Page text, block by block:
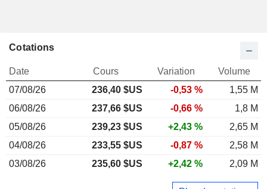
Cotations
Date Cours Variation
Volume
07/08/26
236,40 $US -0,53 %
1,55 M
06/08/26
237,66 $US -0,66 %
1,8 M
05/08/26
239,23 $US +2,43 %
2,65 M
04/08/26
233,55 $US -0,87 %
2,58 M
03/08/26
235,60 $US +2,42 % 2,09 M